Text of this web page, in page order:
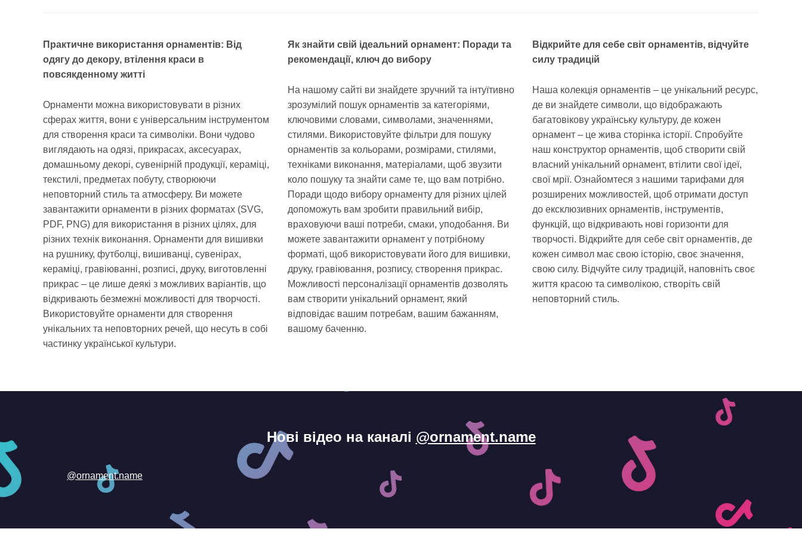
Практичне використання орнаментів: Від
одягу до декору, втілення краси в
повсякденному житті
Орнаменти можна використовувати в різних
сферах життя, вони є універсальним інструментом
для створення краси та символіки. Вони чудово
виглядають на одязі, прикрасах, аксесуарах,
домашньому декорі, сувенірній продукції, кераміці,
текстилі, предметах побуту, створюючи
неповторний стиль та атмосферу. Ви можете
завантажити орнаменти в різних форматах (SVG,
PDF, PNG) для використання в різних цілях, для
різних технік виконання. Орнаменти для вишивки
на рушнику, футболці, вишиванці, сувенірах,
кераміці, гравіюванні, розписі, друку, виготовленні
прикрас – це лише деякі з можливих варіантів, що
відкривають безмежні можливості для творчості.
Використовуйте орнаменти для створення
унікальних та неповторних речей, що несуть в собі
частинку української культури.
Як знайти свій ідеальний орнамент: Поради та
рекомендації, ключ до вибору
На нашому сайті ви знайдете зручний та інтуїтивно
зрозумілий пошук орнаментів за категоріями,
ключовими словами, символами, значеннями,
стилями. Використовуйте фільтри для пошуку
орнаментів за кольорами, розмірами, стилями,
техніками виконання, матеріалами, щоб звузити
коло пошуку та знайти саме те, що вам потрібно.
Поради щодо вибору орнаменту для різних цілей
допоможуть вам зробити правильний вибір,
враховуючи ваші потреби, смаки, уподобання. Ви
можете завантажити орнамент у потрібному
форматі, щоб використовувати його для вишивки,
друку, гравіювання, розпису, створення прикрас.
Можливості персоналізації орнаментів дозволять
вам створити унікальний орнамент, який
відповідає вашим потребам, вашим бажанням,
вашому баченню.
Відкрийте для себе світ орнаментів, відчуйте
силу традицій
Наша колекція орнаментів – це унікальний ресурс,
де ви знайдете символи, що відображають
багатовікову українську культуру, де кожен
орнамент – це жива сторінка історії. Спробуйте
наш конструктор орнаментів, щоб створити свій
власний унікальний орнамент, втілити свої ідеї,
свої мрії. Ознайомтеся з нашими тарифами для
розширених можливостей, щоб отримати доступ
до ексклюзивних орнаментів, інструментів,
функцій, що відкривають нові горизонти для
творчості. Відкрийте для себе світ орнаментів, де
кожен символ має свою історію, своє значення,
свою силу. Відчуйте силу традицій, наповніть своє
життя красою та символікою, створіть свій
неповторний стиль.
Нові відео на каналі @ornament.name
@ornament.name